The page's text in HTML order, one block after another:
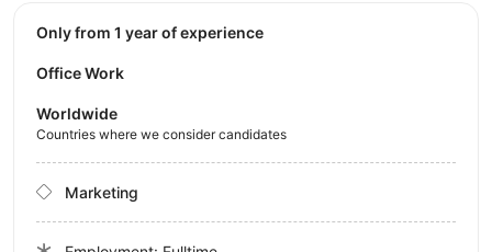
Only from 1 year of experience
Office Work
Worldwide
Countries where we consider candidates
Marketing